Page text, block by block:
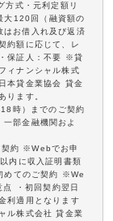
方式・元利定額リ
大120回（融資額の
はお借入れ及び返済
約額に応じて、レ
保証人：不要 ※貸
ィナンシャル株式
本貸金業協会 貸金
ります。
時）までのご契約
部金融機関およ
約 ※Webでお申
内に収入証明書類
めてのご契約 ※We
・初回契約翌日
利適用となります
ル株式会社 貸金業